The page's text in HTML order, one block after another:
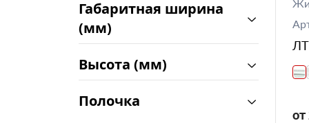
Габаритная ширина
(мм)
Высота (мм)
Полочка
от